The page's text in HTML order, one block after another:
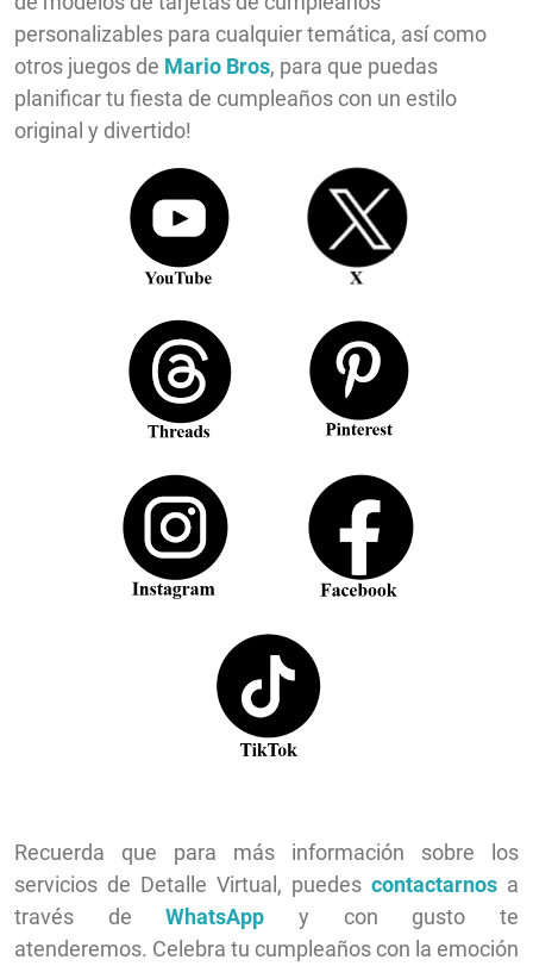
personalizables para cualquier temática, así como
otros juegos de Mario Bros, para que puedas
planificar tu fiesta de cumpleaños con un estilo
original y divertido!
Recuerda que para más información sobre los
servicios de Detalle Virtual, puedes contactarnos a
través deWhatsApp y con gusto te
atenderemos. Celebra tu cumpleaños con la emoción